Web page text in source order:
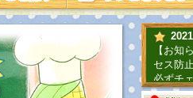
【お知
セス防
必ずチ